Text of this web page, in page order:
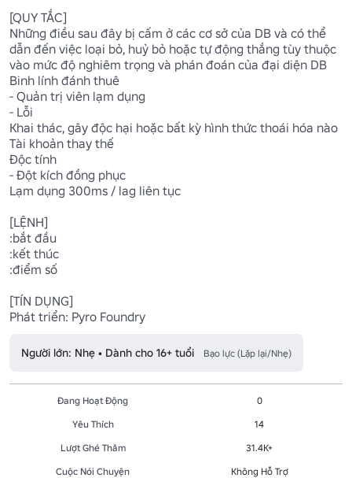
[QUY TẮC]
Những điều sau đây bị cấm ở các cơ sở của DB và có thể
dẫn đến việc loại bỏ, huỷ bỏ hoặc tự động thắng tùy thuộc
vào mức độ nghiêm trọng và phán đoán của đại diện DB
Binh lính đánh thuê
- Quản trị viên lạm dụng
- Lỗi
Khai thác, gây độc hại hoặc bất kỳ hình thức thoái hóa nào
Tài khoản thay thế
Độc tính
- Đột kích đồng phục
Lạm dụng 300ms / lag liên tục
[LỆNH]
:bắt đầu
:kết thúc
:điểm số
[TÍN DỤNG]
Phát triển: Pyro Foundry
Người lớn: Nhẹ • Dành cho 16+ tuổi Bạo lực (Lặp lại/Nhẹ)
Đang Hoạt Động
0
Yêu Thích
14
Lượt Ghé Thăm
31.4K+
Cuộc Nói Chuyện
Không Hỗ Trợ